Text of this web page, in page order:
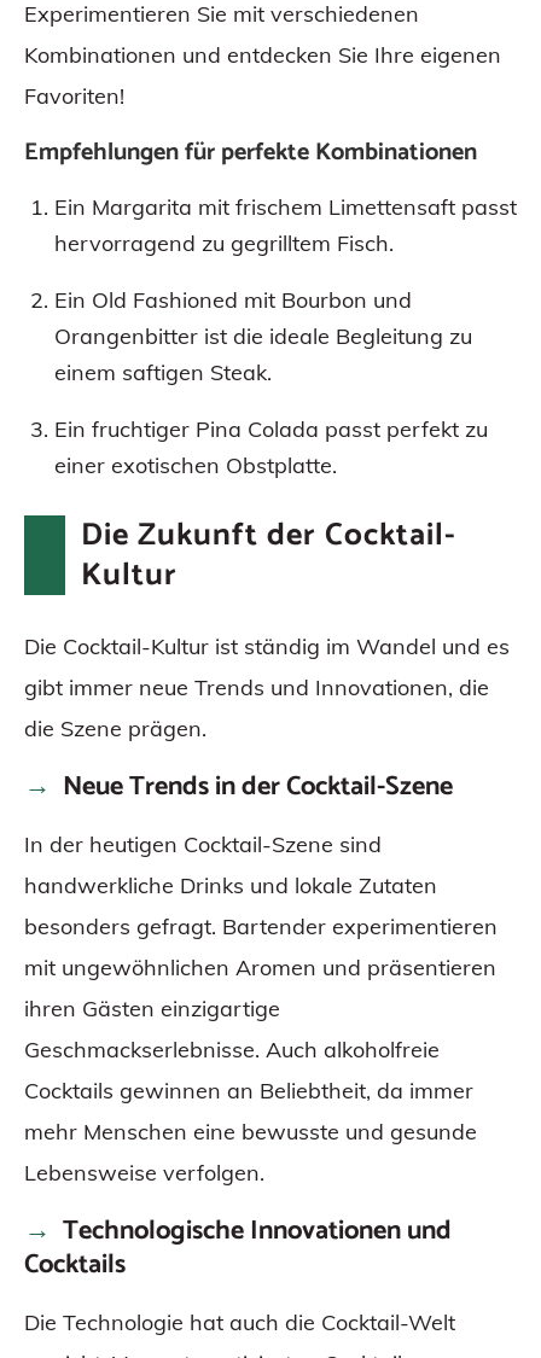
Experimentieren Sie mit verschiedenen
Kombinationen und entdecken Sie Ihre eigenen
Favoriten!
Empfehlungen für perfekte Kombinationen
Ein Margarita mit frischem Limettensaft passt
hervorragend zu gegrilltem Fisch.
Ein Old Fashioned mit Bourbon und
Orangenbitter ist die ideale Begleitung zu
einem saftigen Steak.
Ein fruchtiger Pina Colada passt perfekt zu
einer exotischen Obstplatte.
Die Zukunft der Cocktail-
Kultur
Die Cocktail-Kultur ist ständig im Wandel und es
gibt immer neue Trends und Innovationen, die
die Szene prägen.
Neue Trends in der Cocktail-Szene
In der heutigen Cocktail-Szene sind
handwerkliche Drinks und lokale Zutaten
besonders gefragt. Bartender experimentieren
mit ungewöhnlichen Aromen und präsentieren
ihren Gästen einzigartige
Geschmackserlebnisse. Auch alkoholfreie
Cocktails gewinnen an Beliebtheit, da immer
mehr Menschen eine bewusste und gesunde
Lebensweise verfolgen.
Technologische Innovationen und
Cocktails
Die Technologie hat auch die Cocktail-Welt